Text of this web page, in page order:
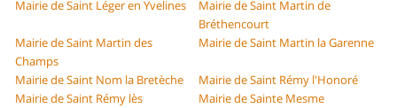
Mairie de Saint Léger en Yvelines
Mairie de Saint Martin de
Bréthencourt
Mairie de Saint Martin des
Champs
Mairie de Saint Martin la Garenne
Mairie de Saint Nom la Bretèche
Mairie de Saint Rémy l'Honoré
Mairie de Saint Rémy lès
Mairie de Sainte Mesme